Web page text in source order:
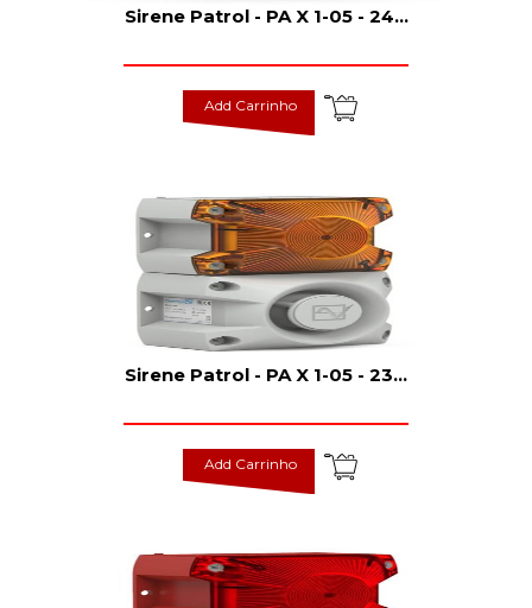
Sirene Patrol - PA X 1-05 - 24...
Add Carrinho
Sirene Patrol - PA X 1-05 - 23...
Add Carrinho